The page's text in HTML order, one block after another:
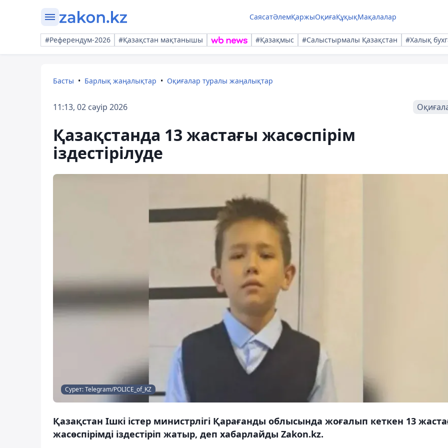
СаясатӘлемҚаржыОқиғаҚұқықМақалалар
#Референдум-2026 #Қазақстан мақтанышы #Қазақмыс #Салыстырмалы Қазақстан #Халық
Басты Барлық жаңалықтар Оқиғалар туралы жаңалықтар
11:13, 02 сәуір 2026
Қазақстанда 13 жастағы жасөспірім
іздестірілуде
Сурет: Telegram/POLICE_of_KZ
Қазақстан Ішкі істер министрлігі Қарағанды облысында жоғалып кеткен 13
жасөспірімді іздестіріп жатыр, деп хабарлайды Zakon.kz.